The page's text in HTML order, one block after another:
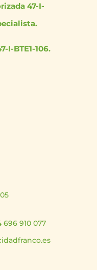
47-I-
I-BTE1-106.
696 910 077